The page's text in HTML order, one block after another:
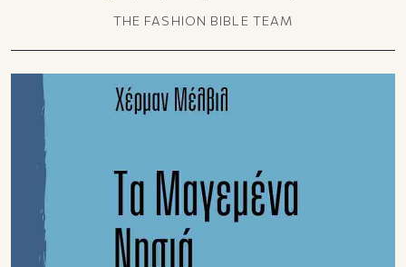
THE FASHION BIBLE TEAM